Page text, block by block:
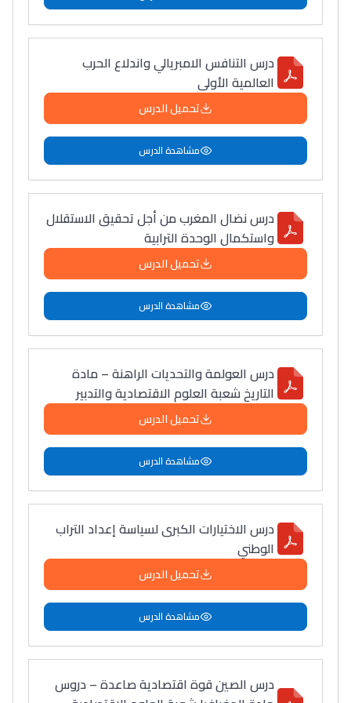
Collège au Maroc
التعليم الثانوي الإعدادي
Post-Bac
+ de 78 Sujets
Interviews/Vidéos
+ de 89 Interviews/Vidéos
دليل المهن
دليل التوجيه
التوجيه بالثانوي و الإعدادي
Ki Derti Liha
باش تقدر تساعد الناس
يلقاو التوازن من الدّاخل
ومن الخارج، بشرى
درس التنافس الامبريالي واندلاع الحرب
العالمية الأولى
تحميل الدرس
مشاهدة الدرس
درس نضال المغرب من أجل تحقيق الاستقلال
واستكمال الوحدة الترابية
تحميل الدرس
مشاهدة الدرس
درس العولمة والتحديات الراهنة – مادة
التاريخ شعبة العلوم الاقتصادية والتدبير
تحميل الدرس
مشاهدة الدرس
درس الاختيارات الكبرى لسياسة إعداد التراب
الوطني
تحميل الدرس
مشاهدة الدرس
درس الصين قوة اقتصادية صاعدة – دروس